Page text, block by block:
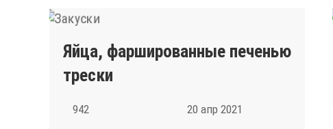
Яйца, фаршированные печенью
трески
942 20 апр 2021